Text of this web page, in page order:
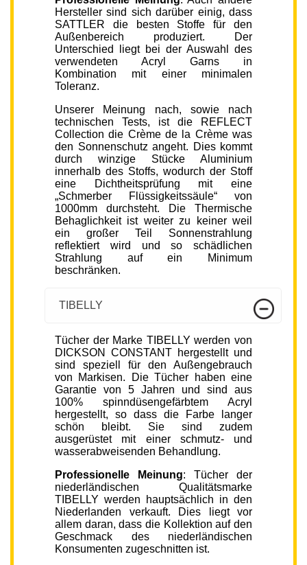
Hersteller sind sich darüber einig, dass
SATTLER die besten Stoffe für den
Außenbereich produziert. Der
Unterschied liegt bei der Auswahl des
verwendeten Acryl Garns in
Kombination mit einer minimalen
Toleranz.
Unserer Meinung nach, sowie nach
technischen Tests, ist die REFLECT
Collection die Crème de la Crème was
den Sonnenschutz angeht. Dies kommt
durch winzige Stücke Aluminium
innerhalb des Stoffs, wodurch der Stoff
eine Dichtheitsprüfung mit eine
„Schmerber Flüssigkeitssäule“ von
1000mm durchsteht. Die Thermische
Behaglichkeit ist weiter zu keiner weil
ein großer Teil Sonnenstrahlung
reflektiert wird und so schädlichen
Strahlung auf ein Minimum
beschränken.
TIBELLY
Tücher der Marke TIBELLY werden von
DICKSON CONSTANT hergestellt und
sind speziell für den Außengebrauch
von Markisen. Die Tücher haben eine
Garantie von 5 Jahren und sind aus
100% spinndüsengefärbtem Acryl
hergestellt, so dass die Farbe langer
schön bleibt. Sie sind zudem
ausgerüstet mit einer schmutz- und
wasserabweisenden Behandlung.
Professionelle Meinung: Tücher der
niederländischen Qualitätsmarke
TIBELLY werden hauptsächlich in den
Niederlanden verkauft. Dies liegt vor
allem daran, dass die Kollektion auf den
Geschmack des niederländischen
Konsumenten zugeschnitten ist.